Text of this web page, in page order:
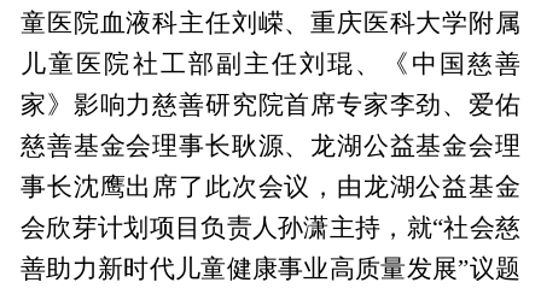
童医院血液科主任刘嵘、重庆医科大学附属
儿童医院社工部副主任刘琨、《中国慈善
家》影响力慈善研究院首席专家李劲、爱佑
慈善基金会理事长耿源、龙湖公益基金会理
事长沈鹰出席了此次会议，由龙湖公益基金
会欣芽计划项目负责人孙潇主持，就“社会慈
善助力新时代儿童健康事业高质量发展”议题